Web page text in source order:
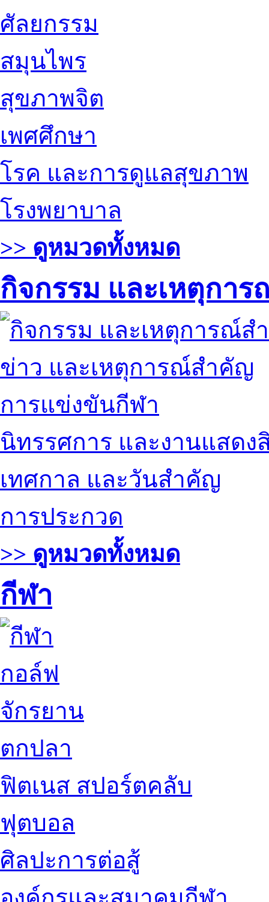
ศัลยกรรม
สมุนไพร
สุขภาพจิต
เพศศึกษา
โรค และการดูแลสุขภาพ
โรงพยาบาล
>> ดูหมวดทั้งหมด
กิจกรรม และเหตุกา
ข่าว และเหตุการณ์สำคัญ
การแข่งขันกีฬา
นิทรรศการ และงานแสดง
เทศกาล และวันสำคัญ
การประกวด
>> ดูหมวดทั้งหมด
กีฬา
กอล์ฟ
จักรยาน
ตกปลา
ฟิตเนส สปอร์ตคลับ
ฟุตบอล
ศิลปะการต่อสู้